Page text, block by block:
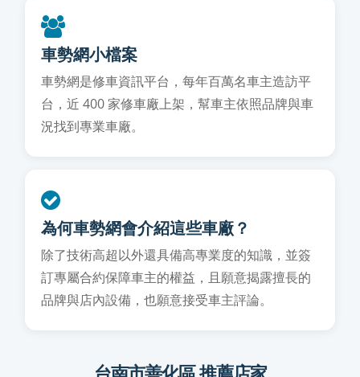
車勢網小檔案
車勢網是修車資訊平台，每年百萬名車主造訪平
台，近 400 家修車廠上架，幫車主依照品牌與車
況找到專業車廠。
為何車勢網會介紹這些車廠？
除了技術高超以外還具備高專業度的知識，並簽
訂專屬合約保障車主的權益，且願意揭露擅長的
品牌與店內設備，也願意接受車主評論。
台南市善化區 推薦店家